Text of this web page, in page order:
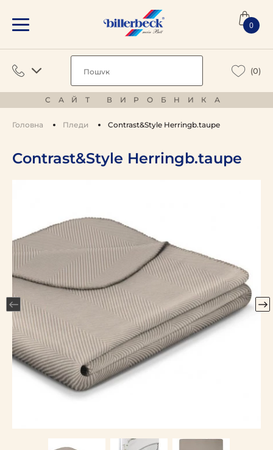
0
(0)
САЙТ ВИРОБНИКА
Головна Пледи Contrast&Style Herringb.taupe
Contrast&Style Herringb.taupe